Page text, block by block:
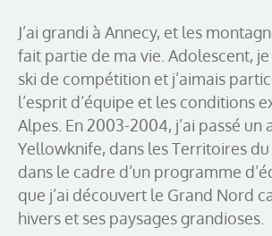
J’ai grandi à Annecy, et les
fait partie de ma vie. Adolescent,
ski de compétition et j’aimais
l’esprit d’équipe et les conditions
Alpes. En 2003-2004, j’ai passé un
Yellowknife, dans les Territoires
dans le cadre d’un programme
que j’ai découvert le Grand Nord
hivers et ses paysages grandioses.